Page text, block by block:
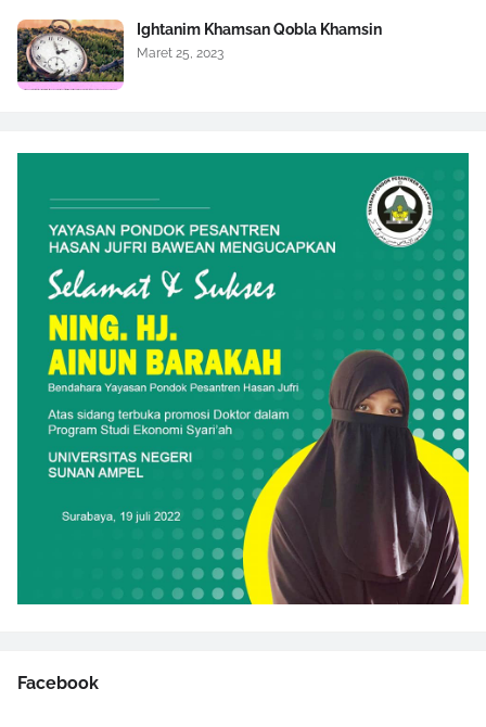
Ightanim Khamsan Qobla Khamsin
Maret 25, 2023
Facebook